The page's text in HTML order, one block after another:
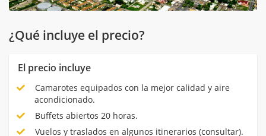
¿Qué incluye el precio?
El precio incluye
Camarotes equipados con la mejor calidad y aire
acondicionado.
Buffets abiertos 20 horas.
Vuelos y traslados en algunos itinerarios (consultar).